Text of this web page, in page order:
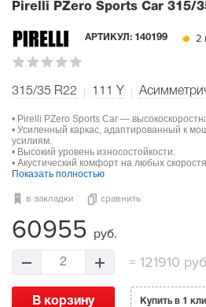
Pirelli PZero Sports Car 315/
АРТИКУЛ: 140199 2
315/35 R22 111 Y
• Pirelli PZero Sports Car —
• Усиленный каркас, адаптированный к
усилиям.
• Высокий уровень износостойкости.
• Акустический комфорт на любых
Показать полностью
в закладки сравнить
60955 руб.
2 = 121910
В корзину Купить в 1